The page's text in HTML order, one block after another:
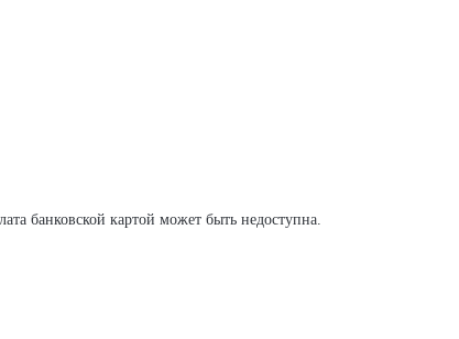
банковской картой может быть недоступна.